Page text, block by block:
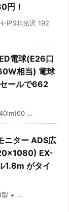
円！
IPS非光沢 192
電球(E26口
相当) 電球
ールで662
...
ニター ADS広
EX-
1.8m がタイ
型 + ...